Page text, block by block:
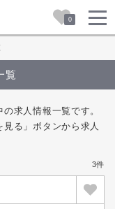
0
覧
求人情報一覧です。
る」ボタンから求人
3件